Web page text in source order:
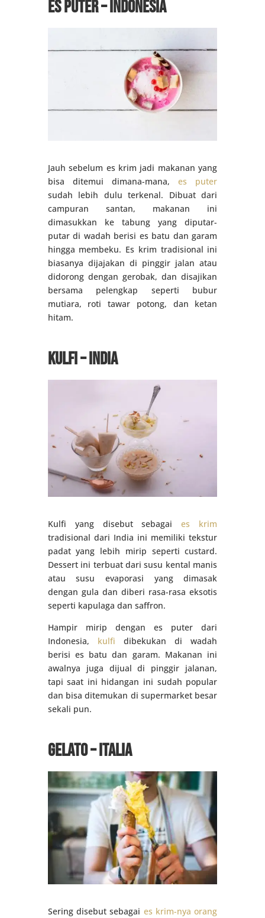
Es Puter – Indonesia
Jauh sebelum es krim jadi makanan yang
bisa ditemui dimana-mana, es puter
sudah lebih dulu terkenal. Dibuat dari
campuran santan, makanan ini
dimasukkan ke tabung yang diputar-
putar di wadah berisi es batu dan garam
hingga membeku. Es krim tradisional ini
biasanya dijajakan di pinggir jalan atau
didorong dengan gerobak, dan disajikan
bersama pelengkap seperti bubur
mutiara, roti tawar potong, dan ketan
hitam.
Kulfi – India
Kulfi yang disebut sebagaies krim
tradisional dari India ini memiliki tekstur
padat yang lebih mirip seperti custard.
Dessert ini terbuat dari susu kental manis
atau susu evaporasi yang dimasak
dengan gula dan diberi rasa-rasa eksotis
seperti kapulaga dan saffron.
Hampir mirip dengan es puter dari
Indonesia, kulfi dibekukan di wadah
berisi es batu dan garam. Makanan ini
awalnya juga dijual di pinggir jalanan,
tapi saat ini hidangan ini sudah popular
dan bisa ditemukan di supermarket besar
sekali pun.
Gelato – Italia
Sering disebut sebagai es krim-nya orang